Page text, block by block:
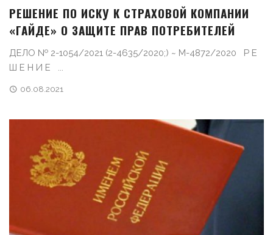
РЕШЕНИЕ ПО ИСКУ К СТРАХОВОЙ КОМПАНИИ
«ГАЙДЕ» О ЗАЩИТЕ ПРАВ ПОТРЕБИТЕЛЕЙ
ДЕЛО № 2-1054/2021 (2-4635/2020;) ~ М-4872/2020 Р Е
Ш Е Н И Е ...
06.08.2021